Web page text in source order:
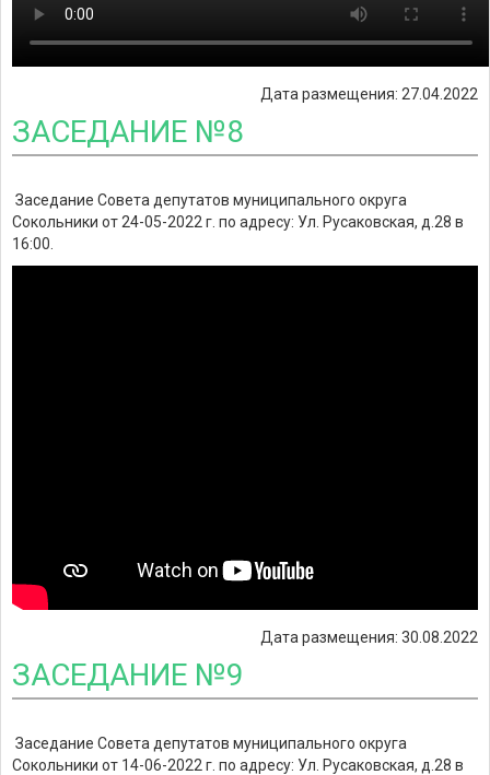
Дата размещения: 27.04.2022
ЗАСЕДАНИЕ №8
Заседание Совета депутатов муниципального округа
Сокольники от 24-05-2022 г. по адресу: Ул. Русаковская, д.28 в
16:00.
Дата размещения: 30.08.2022
ЗАСЕДАНИЕ №9
Заседание Совета депутатов муниципального округа
Сокольники от 14-06-2022 г. по адресу: Ул. Русаковская, д.28 в